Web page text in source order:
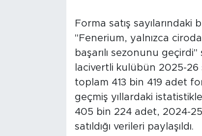
Forma satış
"Fenerium, yalnızca
başarılı sezonunu geçirdi"
lacivertli kulübün 2025-
toplam 413 bin 419 adet
geçmiş yıllardaki
405 bin 224 adet, 2024-
satıldığı verileri paylaşıldı.